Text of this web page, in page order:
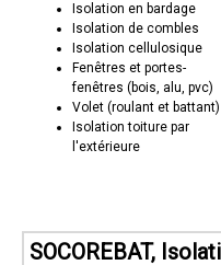
Isolation en bardage
Isolation de combles
Isolation cellulosique
Fenêtres et portes-
fenêtres (bois, alu, pvc)
Volet (roulant et battant)
Isolation toiture par
l'extérieure
SOCOREBAT,